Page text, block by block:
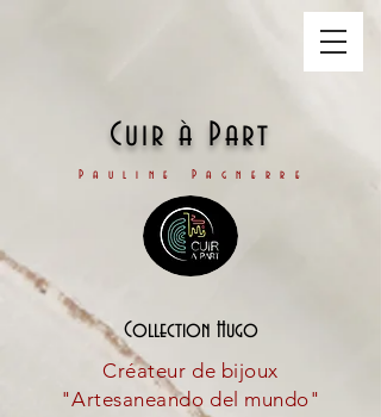
Cuir à Part
Pauline Pagnerre
Collection Hugo
Créateur de bijoux
"Artesaneando del mundo"